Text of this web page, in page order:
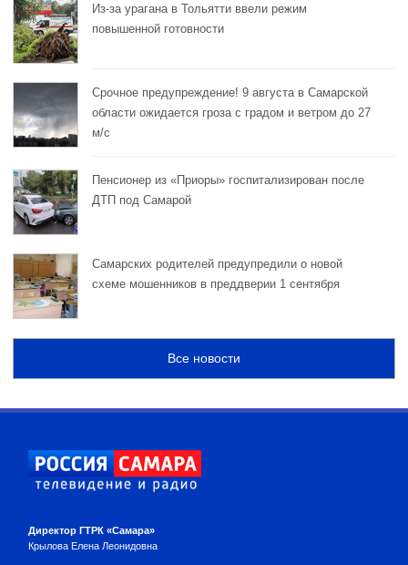
Из-за урагана в Тольятти ввели режим
повышенной готовности
Срочное предупреждение! 9 августа в Самарской
области ожидается гроза с градом и ветром до 27
м/с
Пенсионер из «Приоры» госпитализирован после
ДТП под Самарой
Самарских родителей предупредили о новой
схеме мошенников в преддверии 1 сентября
Все новости
Директор ГТРК «Самара»
Крылова Елена Леонидовна